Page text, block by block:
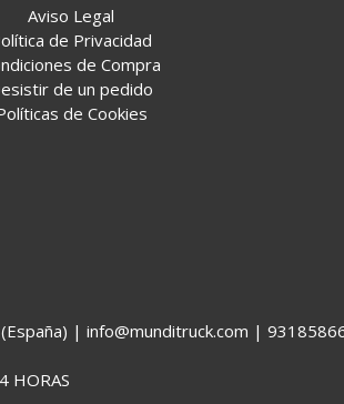
Aviso Legal
de Privacidad
de Compra
de un pedido
de Cookies
(España) | info@munditruck.com |
HORAS